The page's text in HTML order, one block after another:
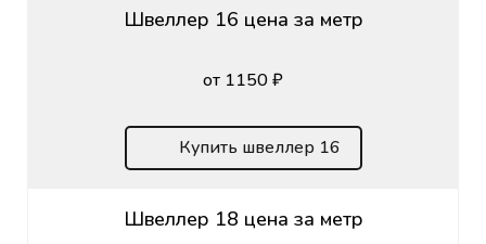
Швеллер 16 цена за метр
от 1150 ₽
Купить швеллер 16
Швеллер 18 цена за метр